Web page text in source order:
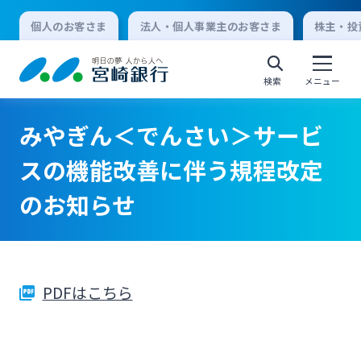
個人のお客さま 法人・個人事業主のお客さま 株主・
検索 メニュー
個人向けインターネットバンキング
みやぎん＜でんさい＞サービ
スの機能改善に伴う規程改定
のお知らせ
PDFはこちら